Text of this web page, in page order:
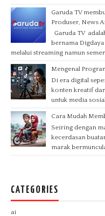
Garuda TV
Produser, News
Garuda TV
bernama
melalui streaming namun
Mengenal
Di era digital
konten kreatif
untuk media
Cara Mudah
Seiring dengan
kecerdasan
marak
CATEGORIES
ai